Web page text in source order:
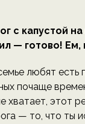
с капустой
— готово! Ем,
любят есть
почаще
хватает, этот
— то, что ты